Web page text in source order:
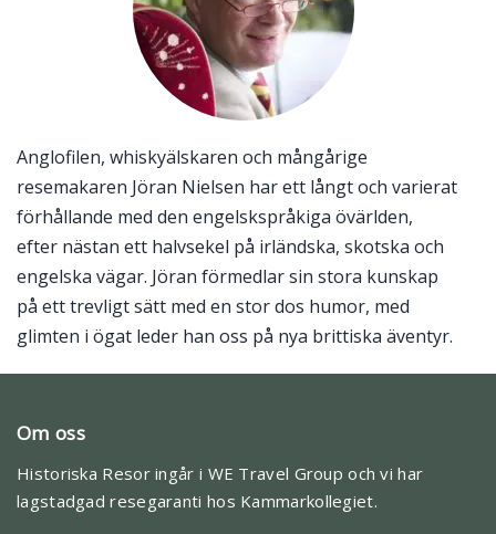
Anglofilen, whiskyälskaren och mångårige
resemakaren Jöran Nielsen har ett långt och varierat
förhållande med den engelskspråkiga övärlden,
efter nästan ett halvsekel på irländska, skotska och
engelska vägar. Jöran förmedlar sin stora kunskap
på ett trevligt sätt med en stor dos humor, med
glimten i ögat leder han oss på nya brittiska äventyr.
Om oss
Historiska Resor ingår i WE Travel Group och vi har
lagstadgad resegaranti hos Kammarkollegiet.